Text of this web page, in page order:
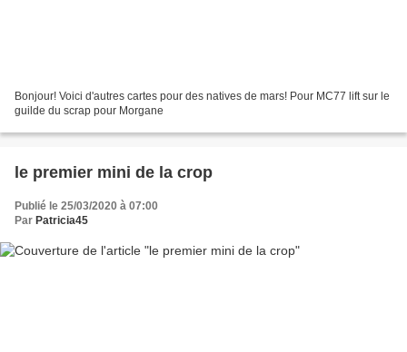
Bonjour! Voici d'autres cartes pour des natives de mars! Pour MC77 lift sur le
guilde du scrap pour Morgane
le premier mini de la crop
Publié le 25/03/2020 à 07:00
Par Patricia45